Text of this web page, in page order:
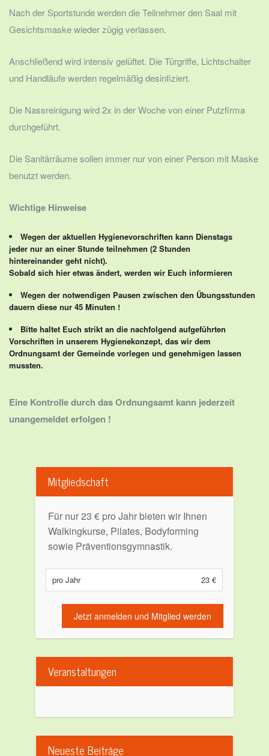
Nach der Sportstunde werden die Teilnehmer den Saal mit
Gesichtsmaske wieder zügig verlassen.
Anschließend wird intensiv gelüftet. Die Türgriffe, Lichtschalter
und Handläufe werden regelmäßig desinfiziert.
Die Nassreinigung wird 2x in der Woche von einer Putzfirma
durchgeführt.
Die Sanitärräume sollen immer nur von einer Person mit Maske
benutzt werden.
Wichtige Hinweise
Wegen der aktuellen Hygienevorschriften kann Dienstags
jeder nur an einer Stunde teilnehmen (2 Stunden
hintereinander geht nicht).
Sobald sich hier etwas ändert, werden wir Euch informieren
Wegen der notwendigen Pausen zwischen den Übungsstunden
dauern diese nur 45 Minuten !
Bitte haltet Euch strikt an die nachfolgend aufgeführten
Vorschriften in unserem Hygienekonzept, das wir dem
Ordnungsamt der Gemeinde vorlegen und genehmigen lassen
mussten.
Eine Kontrolle durch das Ordnungsamt kann jederzeit
unangemeldet erfolgen !
Mitgliedschaft
Für nur 23 € pro Jahr bieten wir Ihnen
Walkingkurse, Pilates, Bodyforming
sowie Präventionsgymnastik.
pro Jahr 23 €
Jetzt anmelden und Mitglied werden
Veranstaltungen
Neueste Beiträge